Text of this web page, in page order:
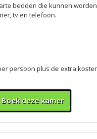
bedden die kunnen
tv en telefoon.
persoon plus de extra
Boek deze kamer